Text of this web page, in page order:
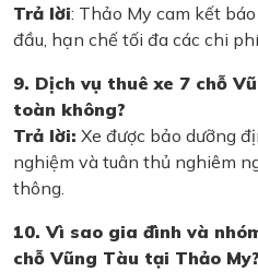
Trả lời: Thảo My cam kết
đầu, hạn chế tối đa các chi
9. Dịch vụ thuê xe 7 chỗ
toàn không?
Trả lời: Xe được bảo dưỡng
nghiệm và tuân thủ nghiêm
thông.
10. Vì sao gia đình và
chỗ Vũng Tàu tại Thảo My?